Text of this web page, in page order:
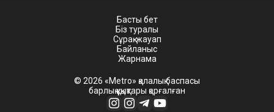
Басты бет
Біз туралы
Сұрақ-жауап
Байланыс
Жарнама
© 2026 «Metro» қалалық баспасы
барлық құқықтары қорғалған